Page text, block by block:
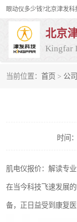
北京
Kingfar
当前位置： 首页 > 公
时间
肌电仪报价：解读专
在当今科技飞速发展
备，正日益受到康复
事件相关电位仪
行为观察与表情
情绪与生理记录